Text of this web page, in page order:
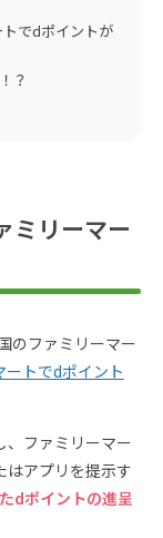
でdポイントが
？
ミリーマー
のファミリーマー
トでdポイント
、ファミリーマー
はアプリを提示す
dポイントの進呈